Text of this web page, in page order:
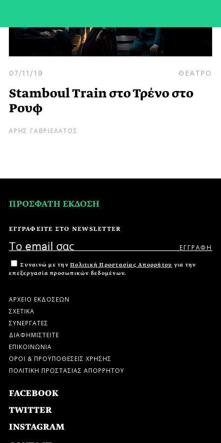
07/11/19 ΘΕΑΤΡΟ
Stamboul Train στο Τρένο στο
Ρουφ
ΑΡΗΣ ΓΑΒΡΙΕΛΑΤΟΣ
ΠΡΟΣΦΑΤΗ ΕΚΔΟΣΗ
ΕΓΓΡΑΦΕΙΤΕ ΣΤΟ NEWSLETTER
Συναινώ με την Πολιτική Προστασίας Απορρήτου για την
επεξεργασία προσωπικών δεδομένων.
ΑΡΧΕΙΟ ΕΚΔΟΣΕΩΝ
ΣΧΕΤΙΚΑ
ΣΥΝΕΡΓΑΤΕΣ
ΔΙΑΦΗΜΙΣΤΕΙΤΕ
ΕΠΙΚΟΙΝΩΝΙΑ
ΟΡΟΙ & ΠΡΟΫΠΟΘΕΣΕΙΣ ΧΡΗΣΗΣ
ΠΟΛΙΤΙΚΗ ΠΡΟΣΤΑΣΙΑΣ ΑΠΟΡΡΗΤΟΥ
FACEBOOK
TWITTER
INSTAGRAM